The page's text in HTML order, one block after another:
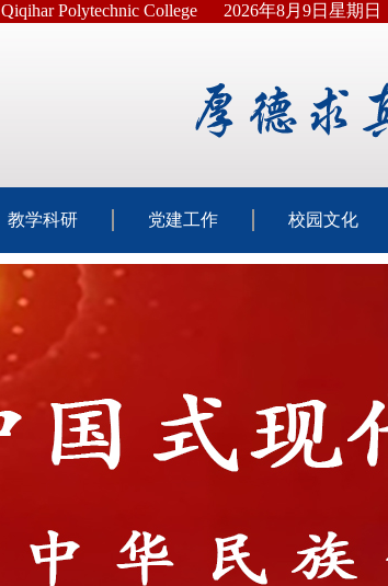
Qiqihar Polytechnic College 2026年8月9日星期日
教学科研 党建工作 校园文化